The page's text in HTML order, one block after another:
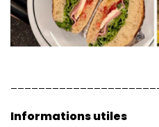
Informations utiles